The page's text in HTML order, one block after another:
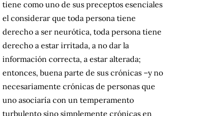
tiene como uno de sus preceptos esenciales
el considerar que toda persona tiene
derecho a ser neurótica, toda persona tiene
derecho a estar irritada, a no dar la
información correcta, a estar alterada;
entonces, buena parte de sus crónicas –y no
necesariamente crónicas de personas que
uno asociaría con un temperamento
turbulento sino simplemente crónicas en